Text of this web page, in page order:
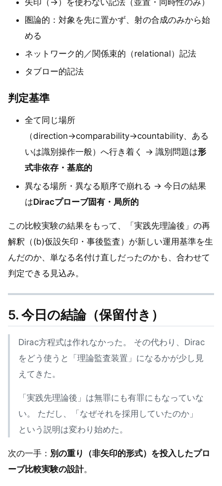
圏論的：対象を先に置かず、射の合成のみから始
める
ネットワーク的／関係束的（relational）記法
タブロー的記法
判定基準
全て同じ場所
（direction→comparability→countability、ある
いは識別操作一般）へ行き着く → 識別問題は形
式非依存・基底的
異なる場所・異なる順序で崩れる → 今日の結果
はDiracプローブ固有・局所的
この比較実験の結果をもって、「実践先理論後」の再
解釈（(b)仮設矢印・事後監査）が新しい運用基準を生
んだのか、単なる名付け直しだったのかも、合わせて
判定できる見込み。
5. 今日の結論（保留付き）
Dirac方程式は作れなかった。 その代わり、Dirac
をどう使うと「理論監査装置」になるかが少し見
えてきた。
「実践先理論後」は無罪にも有罪にもなっていな
い。 ただし、「なぜそれを採用していたのか」
という説明は変わり始めた。
次の一手： 別の重り（非矢印的形式）を投入したプロ
ーブ比較実験の設計。